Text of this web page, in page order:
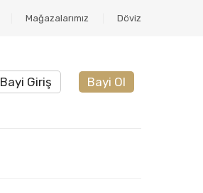
Mağazalarımız Döviz
Bayi Giriş Bayi Ol